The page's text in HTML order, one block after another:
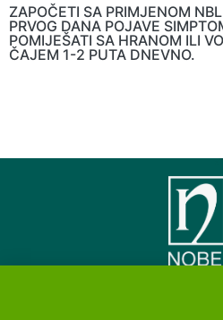
ZAPOČETI SA PRIMJENOM
PRVOG DANA POJAVE
POMIJEŠATI SA HRANOM ILI
ČAJEM 1-2 PUTA DNEVNO.